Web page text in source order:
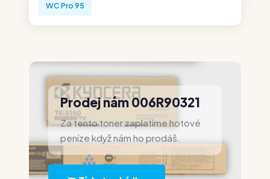
WC Pro 95
Prodej nám 006R90321
Za tento toner zaplatíme hotové
peníze když nám ho prodáš.